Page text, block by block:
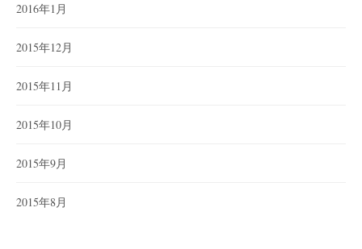
2016年1月
2015年12月
2015年11月
2015年10月
2015年9月
2015年8月